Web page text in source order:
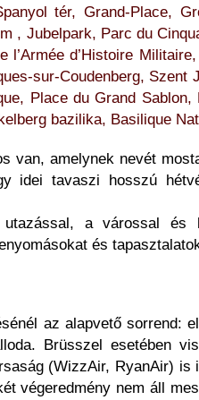
tér, Grand-Place,
, Jubelpark, Parc du
l’Armée d’Histoire
sur-Coudenberg,
Place du Grand
bazilika, Basilique
van, amelynek nevét
idei tavaszi hosszú
a várossal és
és
az alapvető sorrend:
Brüsszel esetében
(WizzAir, RyanAir)
végeredmény nem áll